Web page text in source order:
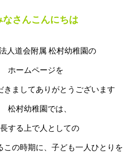
なさんこんにちは
人道会附属 松村幼稚園の
ホームページを
ましてありがとうございます
松村幼稚園では、
する上で人としての
この時期に、 子ども一人ひとりを